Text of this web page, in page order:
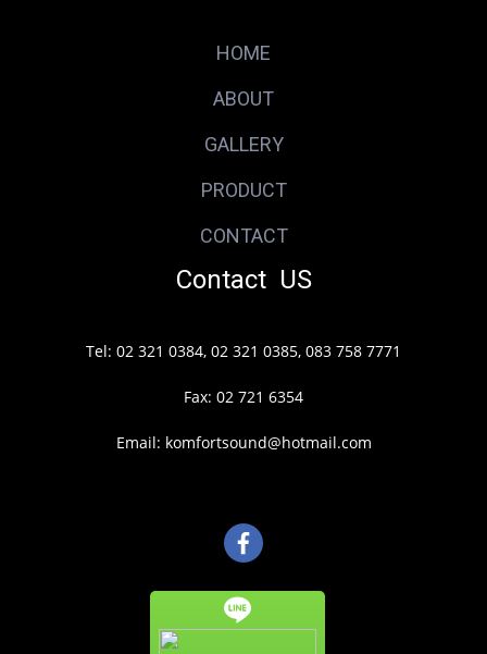
HOME
ABOUT
GALLERY
PRODUCT
CONTACT
Contact US
Tel: 02 321 0384, 02 321 0385, 083 758 7771
Fax: 02 721 6354
Email: komfortsound@hotmail.com